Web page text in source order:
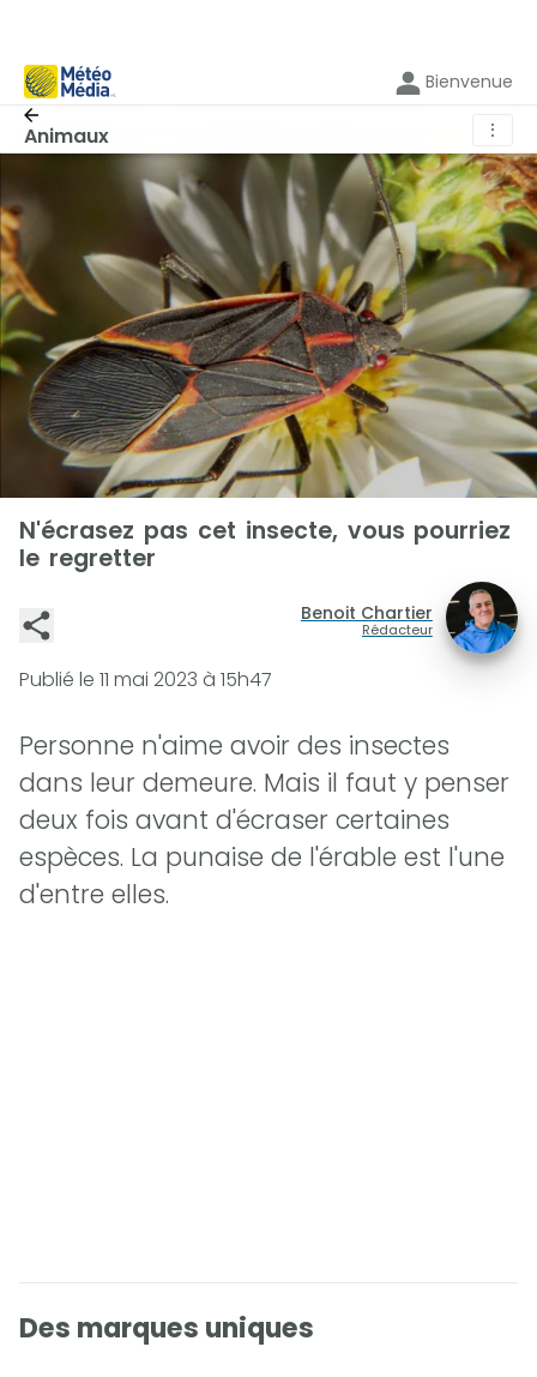
Bienvenue
Animaux ⋮
N'écrasez pas cet insecte, vous pourriez
le regretter
Benoit Chartier
Rédacteur
Publié le 11 mai 2023 à 15h47
Personne n'aime avoir des insectes
dans leur demeure. Mais il faut y penser
deux fois avant d'écraser certaines
espèces. La punaise de l'érable est l'une
d'entre elles.
Des marques uniques